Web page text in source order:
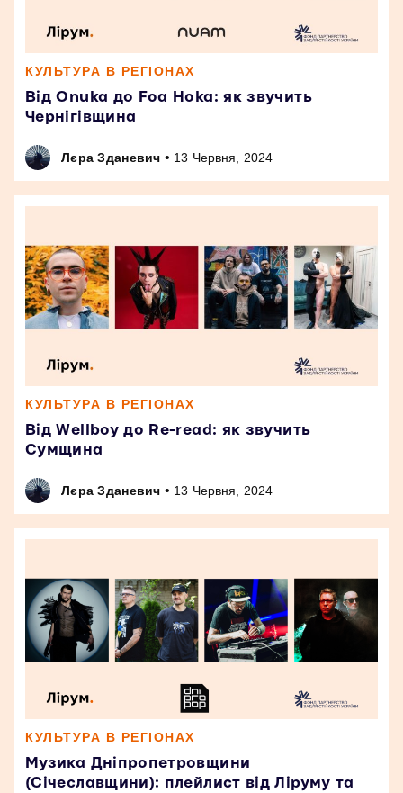
КУЛЬТУРА В РЕГІОНАХ
Від Onuka до Foa Hoka: як звучить
Чернігівщина
Лєра Зданевич • 13 Червня, 2024
КУЛЬТУРА В РЕГІОНАХ
Від Wellboy до Re-read: як звучить
Сумщина
Лєра Зданевич • 13 Червня, 2024
КУЛЬТУРА В РЕГІОНАХ
Музика Дніпропетровщини
(Січеславщини): плейлист від Ліруму та